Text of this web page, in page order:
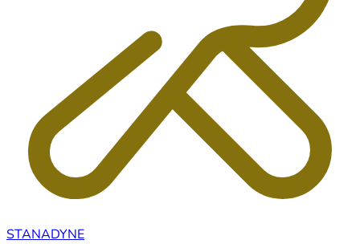
STANADYNE